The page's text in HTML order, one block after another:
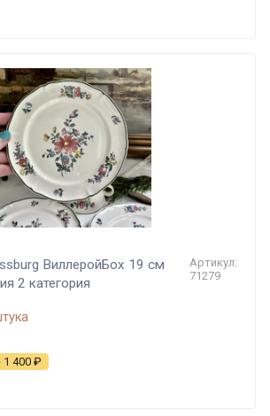
ВиллеройБох 19 см
2 категория
Артикул:
71279
1 400₽